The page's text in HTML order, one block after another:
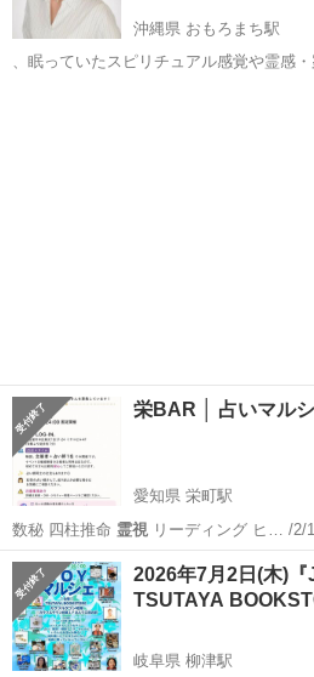
沖縄県 おもろまち駅
、眠っていたスピリチュアル感覚や霊感・
栄BAR │ 占いマル
愛知県 栄町駅
数秘 四柱推命 霊視リーディング ヒ… /2/
手相×霊視2026/4 洗… 7カード・数秘術×
愛知 名古屋市 栄町駅 その他
2026年7月2日(木)『
TSUTAYA
岐阜県 柳津駅